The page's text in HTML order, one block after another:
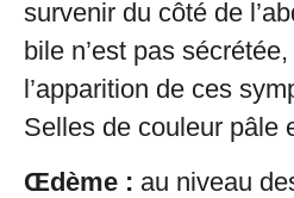
survenir du côté de
bile n’est pas
l’apparition de ces
Selles de couleur pâle
Œdème : au niveau